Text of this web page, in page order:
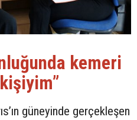
kemeri
güneyinde gerçekleşen